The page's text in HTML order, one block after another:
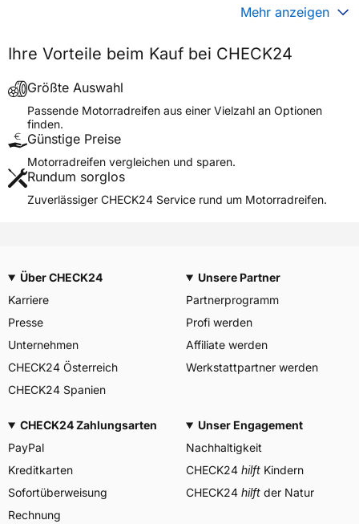
Fahrzeugtyp
Motorrad
Verwendung
Modellname
TERRA FORCE-MX SM
Reifenposition
Motorradtyp
Motocross
Weitere Eigenschaften
Allgemeine Produktsicherheit (GPSR)
Herstellerkontakt
YOKOHAMA TWS
Mehr anzeigen
Ihre Vorteile beim Kauf bei CHECK24
Größte Auswahl
Passende Motorradreifen aus einer Vielzahl an Optionen
finden.
Günstige Preise
Motorradreifen vergleichen und sparen.
Rundum sorglos
Zuverlässiger CHECK24 Service rund um Motorradreifen.
Über CHECK24
Karriere
Presse
Unternehmen
CHECK24 Österreich
CHECK24 Spanien
Unsere Partner
Partnerprogramm
Profi werden
Affiliate werden
Werkstattpartner werden
CHECK24 Zahlungsarten
PayPal
Kreditkarten
Sofortüberweisung
Rechnung
Unser Engagement
Nachhaltigkeit
CHECK24 hilft Kindern
CHECK24 hilft der Natur